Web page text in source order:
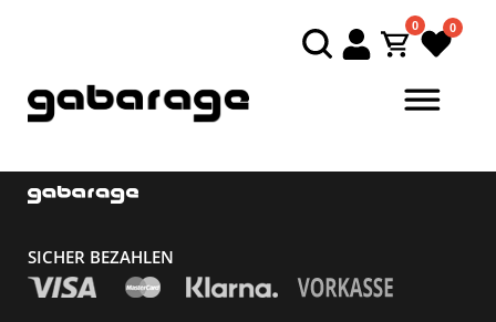
Direkt zum Inhalt springen
0 0
SICHER BEZAHLEN